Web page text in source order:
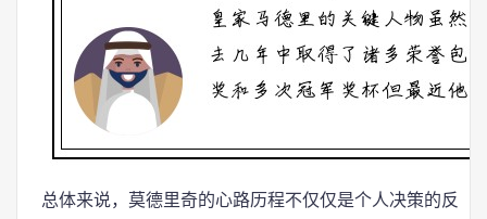
总体来说，莫德里奇的心路历程不仅仅是个人决策的反